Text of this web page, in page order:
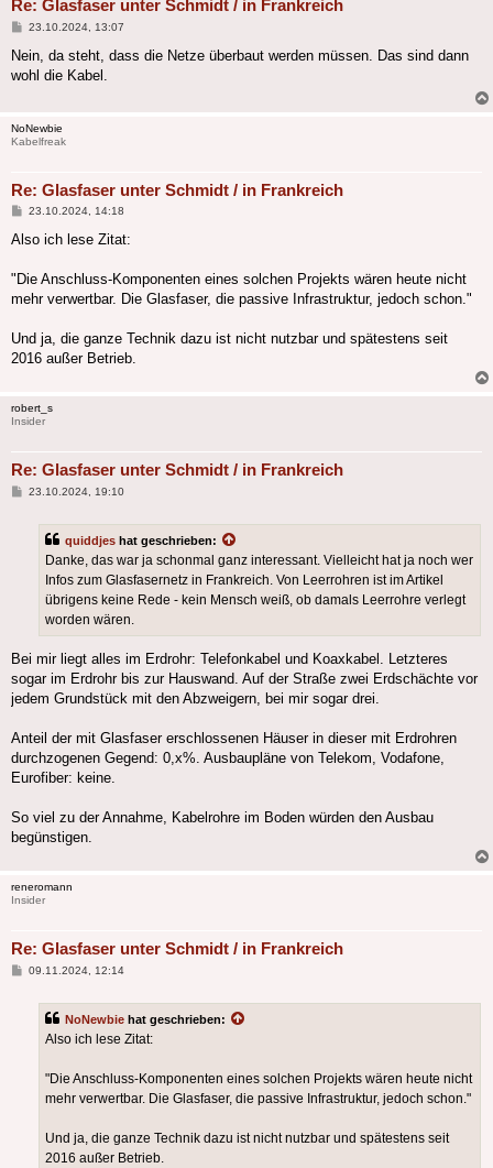
Re: Glasfaser unter Schmidt / in Frankreich
Beitrag
23.10.2024, 13:07
Nein, da steht, dass die Netze überbaut werden müssen. Das sind dann
wohl die Kabel.
NoNewbie
Kabelfreak
Re: Glasfaser unter Schmidt / in Frankreich
Beitrag
23.10.2024, 14:18
Also ich lese Zitat:
"Die Anschluss-Komponenten eines solchen Projekts wären heute nicht
mehr verwertbar. Die Glasfaser, die passive Infrastruktur, jedoch schon."
Und ja, die ganze Technik dazu ist nicht nutzbar und spätestens seit
2016 außer Betrieb.
robert_s
Insider
Re: Glasfaser unter Schmidt / in Frankreich
Beitrag
23.10.2024, 19:10
quiddjes hat geschrieben:
Danke, das war ja schonmal ganz interessant. Vielleicht hat ja noch wer
Infos zum Glasfasernetz in Frankreich. Von Leerrohren ist im Artikel
übrigens keine Rede - kein Mensch weiß, ob damals Leerrohre verlegt
worden wären.
Bei mir liegt alles im Erdrohr: Telefonkabel und Koaxkabel. Letzteres
sogar im Erdrohr bis zur Hauswand. Auf der Straße zwei Erdschächte vor
jedem Grundstück mit den Abzweigern, bei mir sogar drei.
Anteil der mit Glasfaser erschlossenen Häuser in dieser mit Erdrohren
durchzogenen Gegend: 0,x%. Ausbaupläne von Telekom, Vodafone,
Eurofiber: keine.
So viel zu der Annahme, Kabelrohre im Boden würden den Ausbau
begünstigen.
reneromann
Insider
Re: Glasfaser unter Schmidt / in Frankreich
Beitrag
09.11.2024, 12:14
NoNewbie hat geschrieben:
Also ich lese Zitat:
"Die Anschluss-Komponenten eines solchen Projekts wären heute nicht
mehr verwertbar. Die Glasfaser, die passive Infrastruktur, jedoch schon."
Und ja, die ganze Technik dazu ist nicht nutzbar und spätestens seit
2016 außer Betrieb.